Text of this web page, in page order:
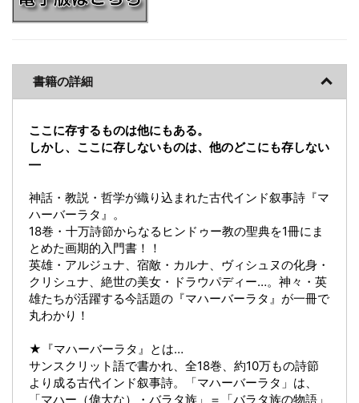
書籍の詳細
ここに存するものは他にもある。
しかし、ここに存しないものは、他のどこにも存しない
―
神話・教説・哲学が織り込まれた古代インド叙事詩『マ
ハーバーラタ』。
18巻・十万詩節からなるヒンドゥー教の聖典を1冊にま
とめた画期的入門書！！
英雄・アルジュナ、宿敵・カルナ、ヴィシュヌの化身・
クリシュナ、絶世の美女・ドラウパディー…。神々・英
雄たちが活躍する今話題の『マハーバーラタ』が一冊で
丸わかり！
★『マハーバーラタ』とは…
サンスクリット語で書かれ、全18巻、約10万もの詩節
より成る古代インド叙事詩。「マハーバーラタ」は、
「マハー（偉大な）・バラタ族」＝「バラタ族の物語」